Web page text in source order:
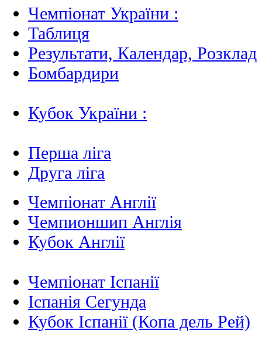
Чемпіонат України :
Таблиця
Результати, Календар, Poзклад
Бомбардири
Кубок України :
Перша ліга
Друга ліга
Чемпіонат Англії
Чемпионшип Англія
Кубок Англії
Чемпіонат Іспанії
Іспанія Сегунда
Кубок Іспанії (Копа дель Рей)